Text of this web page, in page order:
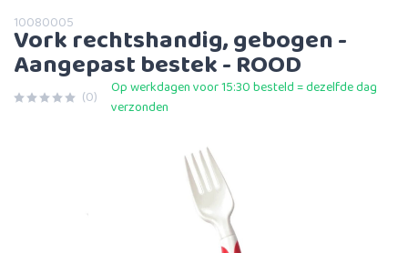
10080005
Vork rechtshandig, gebogen -
Aangepast bestek - ROOD
(0)
Op werkdagen voor 15:30 besteld = dezelfde dag
verzonden